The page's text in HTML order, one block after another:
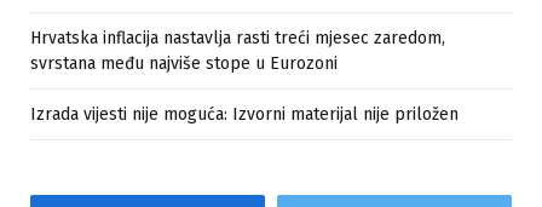
Hrvatska inflacija nastavlja rasti treći mjesec zaredom,
svrstana među najviše stope u Eurozoni
Izrada vijesti nije moguća: Izvorni materijal nije priložen